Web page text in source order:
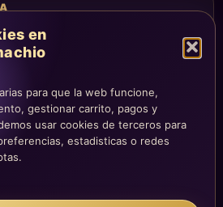
en
para que la web funcione,
gestionar carrito, pagos y
usar cookies de terceros para
estadisticas o redes